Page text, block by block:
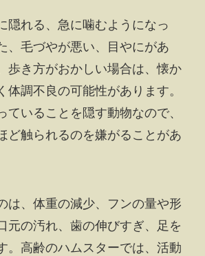
隠れる、急に噛むようになっ
、毛づやが悪い、目やにがあ
歩き方がおかしい場合は、懐か
体調不良の可能性があります。
ていることを隠す動物なので、
ど触られるのを嫌がることがあ
は、体重の減少、フンの量や形
元の汚れ、歯の伸びすぎ、足を
。高齢のハムスターでは、活動